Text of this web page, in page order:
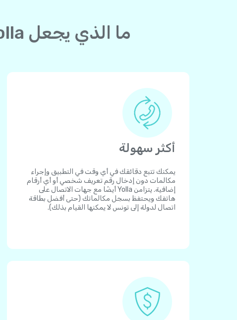
ما الذي يجعل Yolla أفضل من بطاقة الاتصال لدولة إلى تونس؟
أكثر سهولة
يمكنك تتبع دقائقك في أي وقت في التطبيق وإجراء
مكالمات دون إدخال رقم تعريف شخصي أو أي أرقام
إضافية. يتزامن Yolla أيضًا مع جهات الاتصال على
هاتفك ويحتفظ بسجل مكالماتك (حتى أفضل بطاقة
اتصال لدولة إلى تونس لا يمكنها القيام بذلك).